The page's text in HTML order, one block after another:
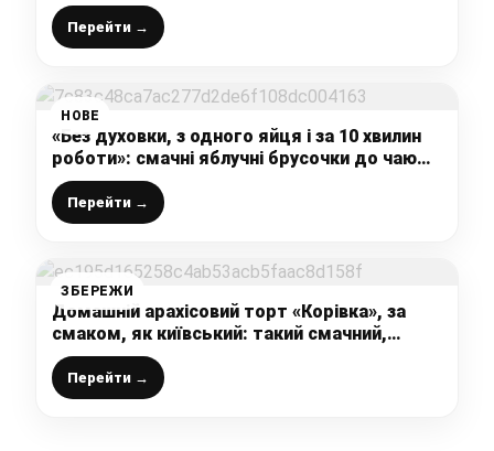
сирником та вишнями – це справжня
насолода! Пекла за перевіреним рецептом!
Перейти →
НОВЕ
«Без духовки, з одного яйця і за 10 хвилин
роботи»: смачні яблучні брусочки до чаю
(легко приготувати, і рецепт легко
запам’ятати)
Перейти →
ЗБЕРЕЖИ
Домашній арахісовий торт «Корівка», за
смаком, як київський: такий смачний,
ніжний і ароматний, приготування
простіше-простого, що впорається кожен
Перейти →